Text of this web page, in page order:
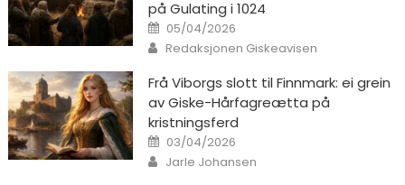
på Gulating i 1024
Posted on
05/04/2026
Author
Redaksjonen Giskeavisen
Frå Viborgs slott til Finnmark: ei grein
av Giske-Hårfagreætta på
kristningsferd
Posted on
03/04/2026
Author
Jarle Johansen